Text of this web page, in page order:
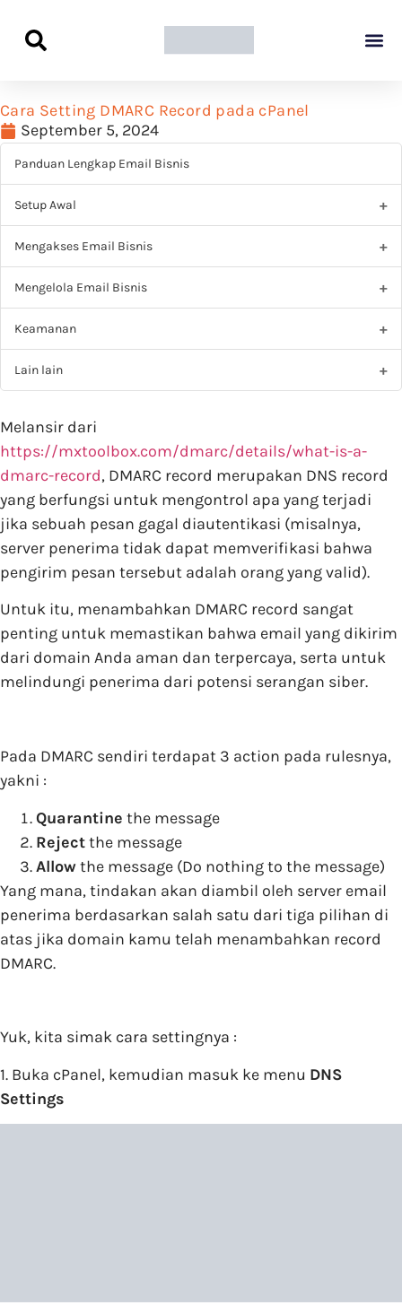
Cara Setting DMARC Record pada cPanel
September 5, 2024
Panduan Lengkap Email Bisnis
Setup Awal
Mengakses Email Bisnis
Mengelola Email Bisnis
Keamanan
Lain lain
Melansir dari
https://mxtoolbox.com/dmarc/details/what-is-a-
dmarc-record, DMARC record merupakan DNS record
yang berfungsi untuk mengontrol apa yang terjadi
jika sebuah pesan gagal diautentikasi (misalnya,
server penerima tidak dapat memverifikasi bahwa
pengirim pesan tersebut adalah orang yang valid).
Untuk itu, menambahkan DMARC record sangat
penting untuk memastikan bahwa email yang dikirim
dari domain Anda aman dan terpercaya, serta untuk
melindungi penerima dari potensi serangan siber.
Pada DMARC sendiri terdapat 3 action pada rulesnya,
yakni :
Quarantine the message
Rejectthe message
Allowthe message (Do nothing to the message)
Yang mana, tindakan akan diambil oleh server email
penerima berdasarkan salah satu dari tiga pilihan di
atas jika domain kamu telah menambahkan record
DMARC.
Yuk, kita simak cara settingnya :
1. Buka cPanel, kemudian masuk ke menu DNS
Settings